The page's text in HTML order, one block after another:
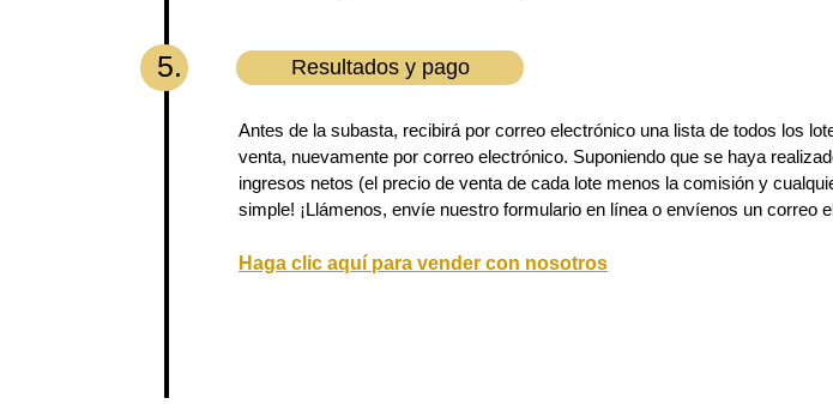
5. Resultados y pago
Antes de la subasta, recibirá por correo electrónico una lista de todos los
venta, nuevamente por correo electrónico. Suponiendo que se haya
ingresos netos (el precio de venta de cada lote menos la comisión y
simple! ¡Llámenos, envíe nuestro formulario en línea o envíenos un correo
Haga clic aquí para vender con nosotros